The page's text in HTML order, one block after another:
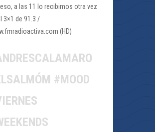
a las 11 lo recibimos otra vez
3×1 de 91.3 /
(HD)
#MOOD